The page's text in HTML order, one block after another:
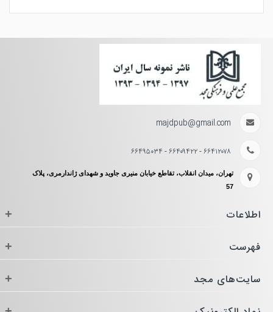
majdpub@gmail.com
۶۶۴۱۲۰۷۸ - ۶۶۴۰۹۴۲۲ - ۶۶۴۹۵۰۳۴
تهران، میدان انقلاب، تقاطع خیابان منیری جاوید و شهدای ژاندارمری، پلاک
57
اطلاعات +
فهرست +
سایت‌های مجد +